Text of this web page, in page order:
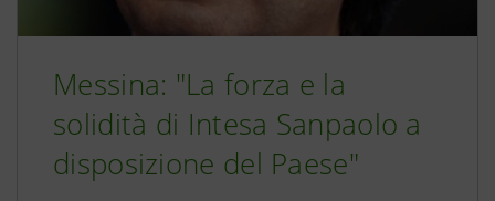
Messina: "La forza e la
solidità di Intesa Sanpaolo a
disposizione del Paese"